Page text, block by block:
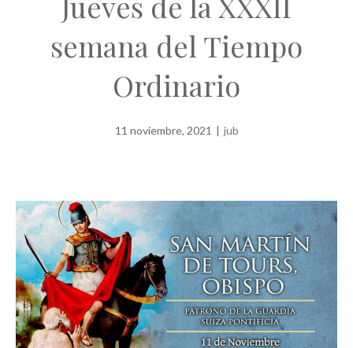
semana del Tiempo
Ordinario
11 noviembre, 2021 | jub